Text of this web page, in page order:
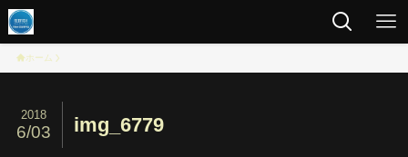
ホーム
img_6779
2018
6/03